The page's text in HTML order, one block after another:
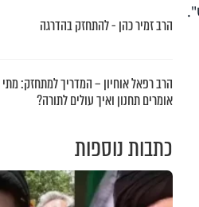
הרב זמיר כהן - להתחזק בהדרגה
הרב רפאל אוחיון – המדריך למתחזק: מתי
אומרים תחנון ואיך עולים לתורה?
כתבות נוספות